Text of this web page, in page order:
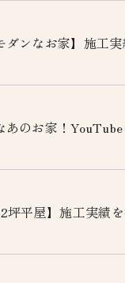
ダンなお家】施工
あのお家！
坪平屋】施工実績